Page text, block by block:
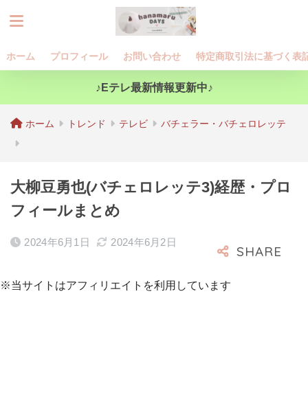
ホーム プロフィール お問い合わせ 特定商取引法に基づく表
♪Eテレ最新情報更新中♪
ホーム トレンド テレビ バチェラー・バチェロレッテ
大柳豆勇也(バチェロレッテ3)経歴・プロ
フィールまとめ
2024年6月1日 2024年6月2日
※当サイトはアフィリエイトを利用しています